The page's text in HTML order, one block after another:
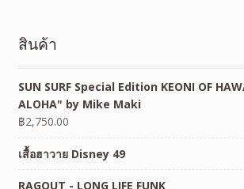
สินค้า
SUN SURF Special Edition KEONI OF
ALOHA" by Mike Maki
฿2,750.00
เสื้อฮาวาย Disney 49
RAGOUT - LONG LIFE FUNK